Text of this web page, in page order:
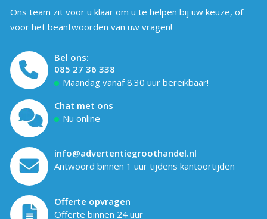
Ons team zit voor u klaar om u te helpen bij uw keuze, of
voor het beantwoorden van uw vragen!
Bel ons:
085 27 36 338
Maandag vanaf 8.30 uur bereikbaar!
Chat met ons
Nu online
info@advertentiegroothandel.nl
Antwoord binnen 1 uur tijdens kantoortijden
Offerte opvragen
Offerte binnen 24 uur